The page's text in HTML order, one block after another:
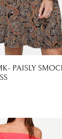
PAISLY